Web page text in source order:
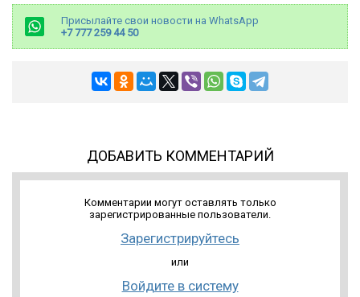
Присылайте свои новости на WhatsApp
+7 777 259 44 50
ДОБАВИТЬ КОММЕНТАРИЙ
Комментарии могут оставлять только
зарегистрированные пользователи.
Зарегистрируйтесь
или
Войдите в систему